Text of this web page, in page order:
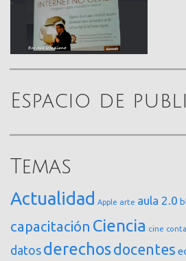
Espacio de
Temas
Actualidad Apple arte aula 2.0
capacitación Ciencia cine
datos derechosdocentes